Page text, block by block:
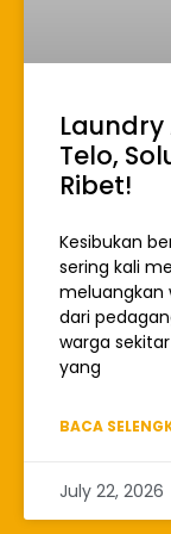
Telo,
Ribet!
Kesibukan
sering kali
meluangkan
dari
warga
yang
BACA
July 22, 2026